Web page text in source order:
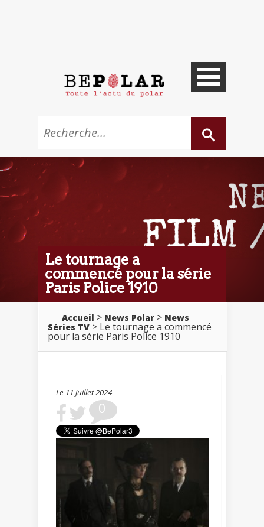
Le tournage a
commencé pour la série
Paris Police 1910
Accueil > News Polar > News
Séries TV > Le tournage a commencé
pour la série Paris Police 1910
Le 11 juillet 2024
0